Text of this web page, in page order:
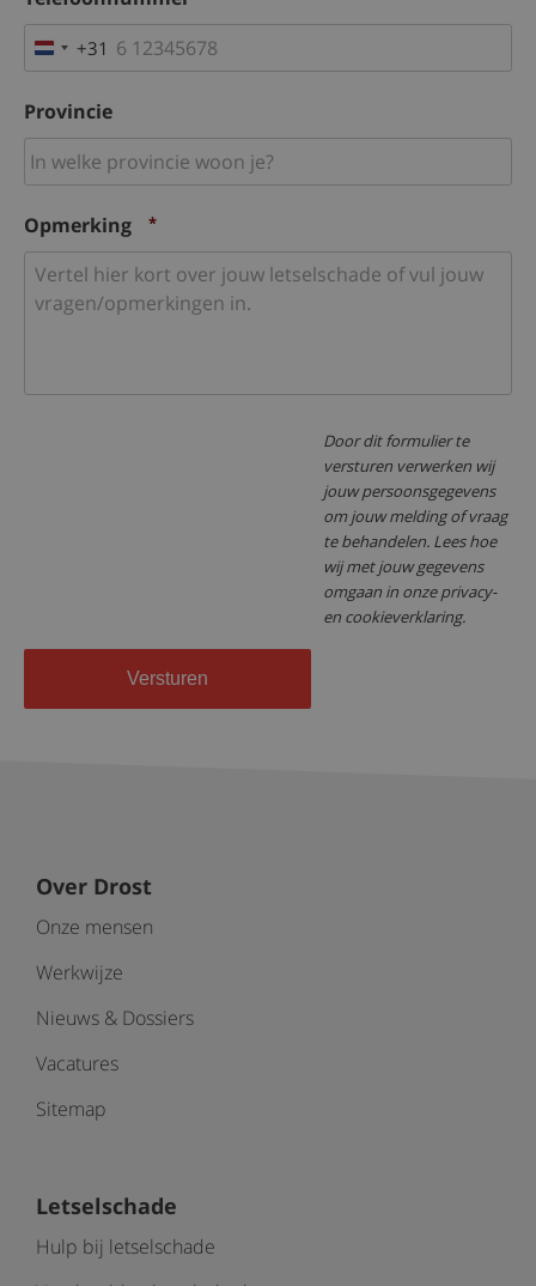
Netherlands
+31
Provincie
Opmerking *
Door dit formulier te
versturen verwerken wij
jouw persoonsgegevens
om jouw melding of vraag
te behandelen. Lees hoe
wij met jouw gegevens
omgaan in onze privacy-
en cookieverklaring.
Versturen
Over Drost
Onze mensen
Werkwijze
Nieuws & Dossiers
Vacatures
Sitemap
Letselschade
Hulp bij letselschade